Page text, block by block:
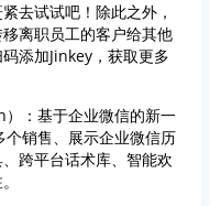
去试试吧！除此之外，
移离职员工的客户给其他
添加Jinkey，获取更多
：基于企业微信的新一
销售、展示企业微信历
跨平台话术库、智能欢